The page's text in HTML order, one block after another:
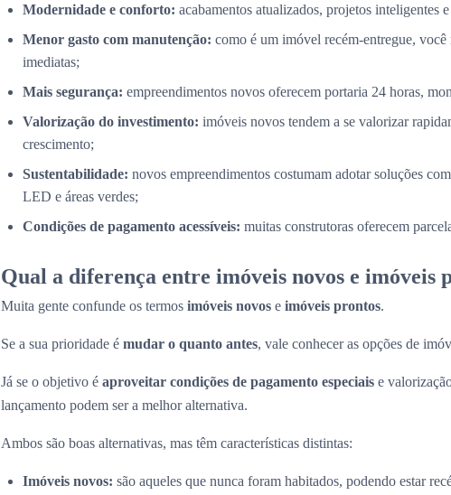
Modernidade e conforto: acabamentos atualizados, projetos inteligentes
Menor gasto com manutenção: como é um imóvel recém-entregue,
imediatas;
Mais segurança: empreendimentos novos oferecem portaria 24 horas,
Valorização do investimento: imóveis novos tendem a se valorizar
crescimento;
Sustentabilidade: novos empreendimentos costumam adotar soluções
LED e áreas verdes;
Condições de pagamento acessíveis: muitas construtoras oferecem
Qual a diferença entre imóveis novos e imóveis
Muita gente confunde os termos imóveis novos e imóveis prontos.
Se a sua prioridade é mudar o quanto antes, vale conhecer as opções de
Já se o objetivo é aproveitar condições de pagamento especiais e
lançamento podem ser a melhor alternativa.
Ambos são boas alternativas, mas têm características distintas:
Imóveis novos: são aqueles que nunca foram habitados, podendo estar